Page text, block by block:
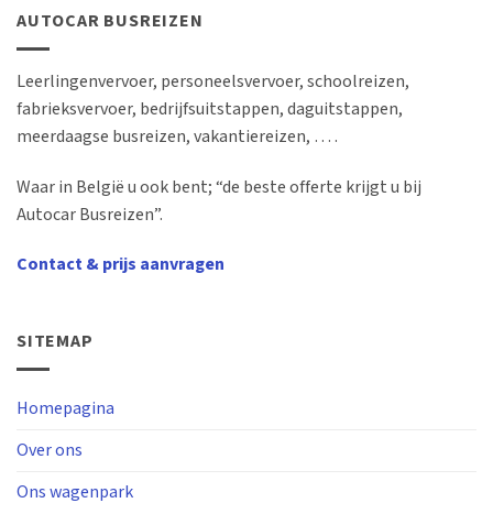
AUTOCAR BUSREIZEN
Leerlingenvervoer, personeelsvervoer, schoolreizen,
fabrieksvervoer, bedrijfsuitstappen, daguitstappen,
meerdaagse busreizen, vakantiereizen, … .
Waar in België u ook bent; “de beste offerte krijgt u bij
Autocar Busreizen”.
Contact & prijs aanvragen
SITEMAP
Homepagina
Over ons
Ons wagenpark